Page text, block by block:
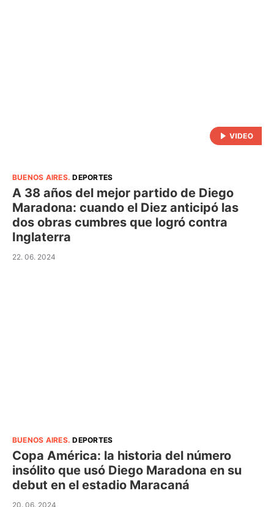
BUENOS AIRES.DEPORTES
A 38 años del mejor partido de Diego
Maradona: cuando el Diez anticipó las
dos obras cumbres que logró contra
Inglaterra
22. 06. 2024
BUENOS AIRES.DEPORTES
Copa América: la historia del número
insólito que usó Diego Maradona en su
debut en el estadio Maracaná
20. 06. 2024